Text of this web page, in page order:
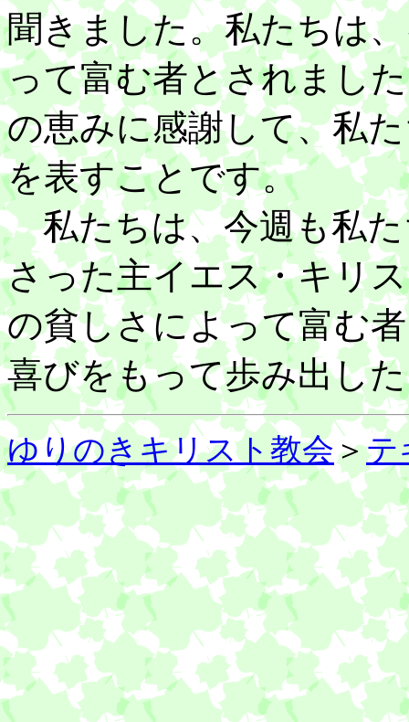
聞きました。私たちは
って富む者とされまし
の恵みに感謝して、私
を表すことです。
私たちは、今週も私た
さった主イエス・キリ
の貧しさによって富む
喜びをもって歩み出し
ゆりのきキリスト教会＞テ